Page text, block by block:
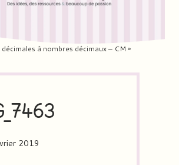
à nombres décimaux – CM »
2019